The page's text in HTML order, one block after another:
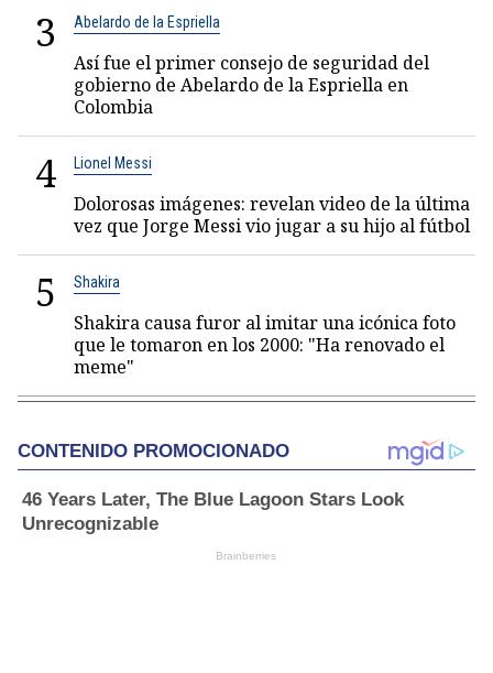
3 Abelardo de la Espriella
Así fue el primer consejo de seguridad del
gobierno de Abelardo de la Espriella en
Colombia
4 Lionel Messi
Dolorosas imágenes: revelan video de la última
vez que Jorge Messi vio jugar a su hijo al fútbol
5 Shakira
Shakira causa furor al imitar una icónica foto
que le tomaron en los 2000: "Ha renovado el
meme"